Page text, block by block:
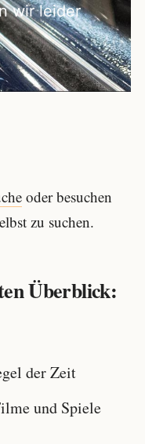
wir leider
oder besuchen
zu suchen.
Überblick:
der Zeit
und Spiele